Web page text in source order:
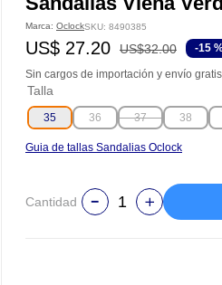
Marca: OclockSKU: 8490385
US$ 27.20 US$32.00 -15
Sin cargos de importación y envío
Talla
35 36 37 38
Guia de tallas Sandalias Oclock
Cantidad